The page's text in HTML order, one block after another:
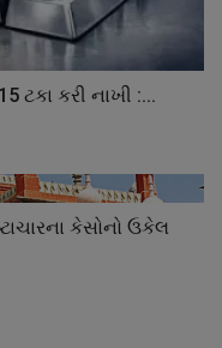
ટકા કરી નાખી :...
કેસોનો ઉકેલ